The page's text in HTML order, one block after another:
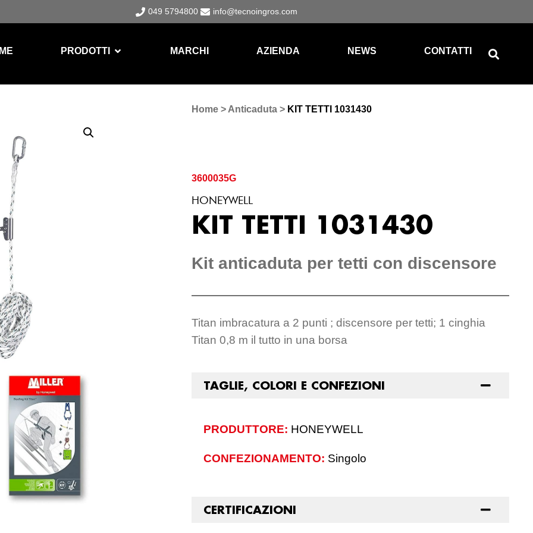
049 5794800 info@tecnoingros.com
PRODOTTI MARCHI AZIENDA NEWS CONTATTI
Home > Anticaduta > KIT TETTI 1031430
3600035G
HONEYWELL
KIT TETTI 1031430
Kit anticaduta per tetti con discensore
Titan imbracatura a 2 punti ; discensore per tetti; 1 cinghia
Titan 0,8 m il tutto in una borsa
TAGLIE, COLORI E CONFEZIONI
PRODUTTORE: HONEYWELL
CONFEZIONAMENTO: Singolo
CERTIFICAZIONI